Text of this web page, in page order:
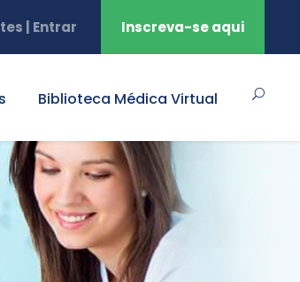
| Entrar Inscreva-se aqui
Biblioteca Médica Virtual